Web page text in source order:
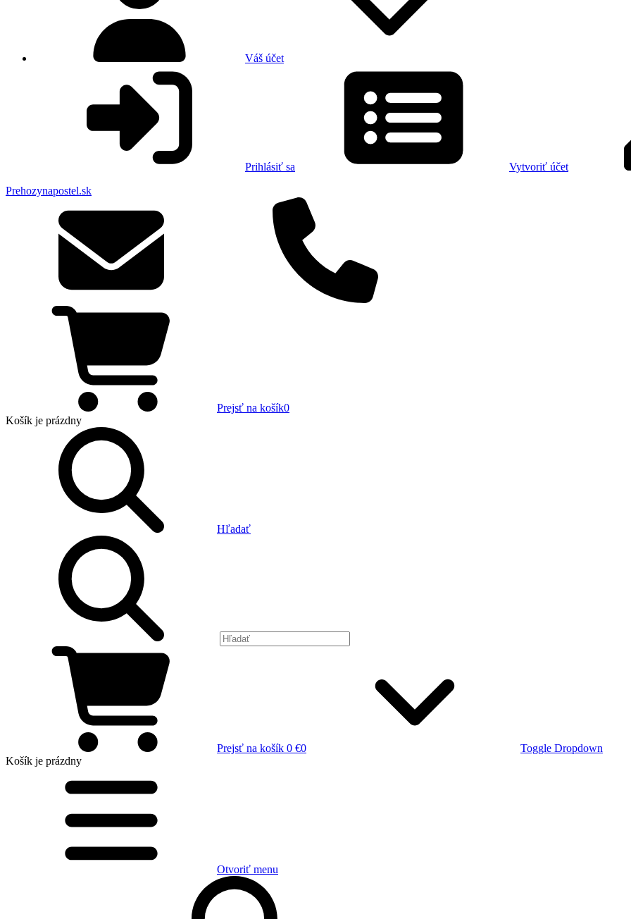
Váš účet
Prihlásiť sa Vytvoriť účet
Prehozynapostel.sk
Prejsť na košík0
Košík je prázdny
Hľadať
Prejsť na košík 0 €0
Toggle Dropdown
Košík je prázdny
Otvoriť menu